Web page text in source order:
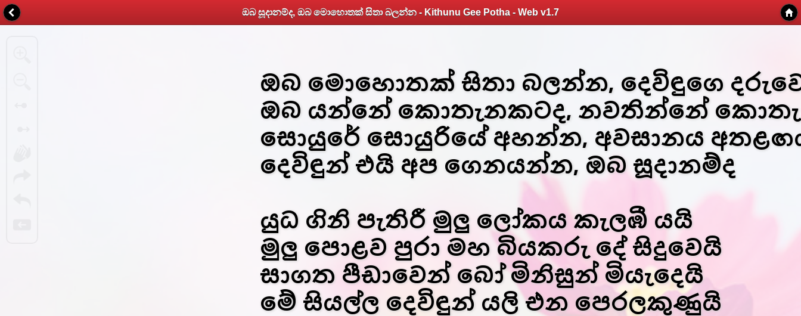
ඔබ සූදානම්ද, ඔබ මොහොතක් සිතා බලන්න - Kithunu Gee Potha - Web v1.7
ඔබ මොහොතක් සිතා බලන්න, දෙවිඳුගෙ
ඔබ යන්නේ කොතැනකටද, නවතින්නේ
සොයුරේ සොයුරියේ අහන්න, අවසානය
දෙවිඳුන් එයි අප ගෙනයන්න, ඔබ සූදානම්ද
යුධ ගිනි පැතිරී මුලු ලෝකය කැලඹී යයි
මුලු පොළව පුරා මහ බියකරු දේ සිදුවෙයි
සාගත පීඩාවෙන් බෝ මිනිසුන් මියැදෙයි
මේ සියල්ල දෙවිඳුන් යලි එන පෙරලකුණුයි